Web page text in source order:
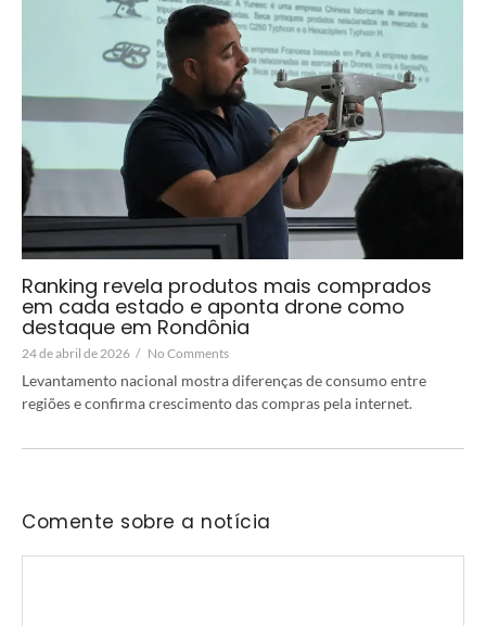
Ranking revela produtos mais comprados
em cada estado e aponta drone como
destaque em Rondônia
24 de abril de 2026 / No Comments
Levantamento nacional mostra diferenças de consumo entre
regiões e confirma crescimento das compras pela internet.
Comente sobre a notícia